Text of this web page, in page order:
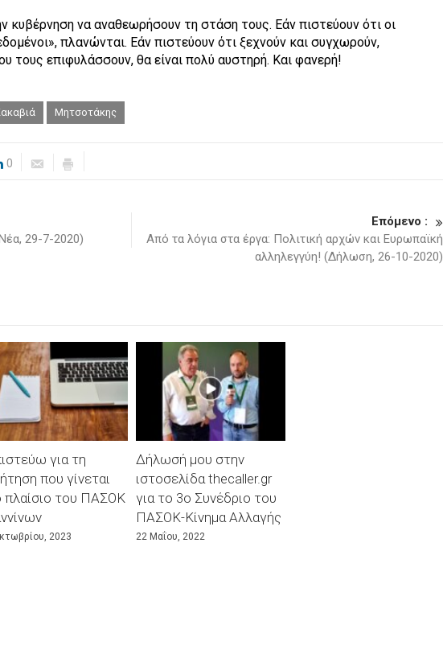
κυβέρνηση να αναθεωρήσουν τη στάση τους. Εάν πιστεύουν ότι οι
πλανώνται. Εάν πιστεύουν ότι ξεχνούν και συγχωρούν,
τους επιφυλάσσουν, θα είναι πολύ αυστηρή. Και φανερή!
Μητσοτάκης
0
29-7-2020)
Επόμενο :
Από τα λόγια στα έργα: Πολιτική αρχών και Ευρωπαϊκή
αλληλεγγύη! (Δήλωση, 26-10-2020)
για τη
που γίνεται
πλαίσιο του ΠΑΣΟΚ
2023
Δήλωσή μου στην
ιστοσελίδα thecaller.gr
για το 3ο Συνέδριο του
ΠΑΣΟΚ-Κίνημα Αλλαγής
22 Μαΐου, 2022